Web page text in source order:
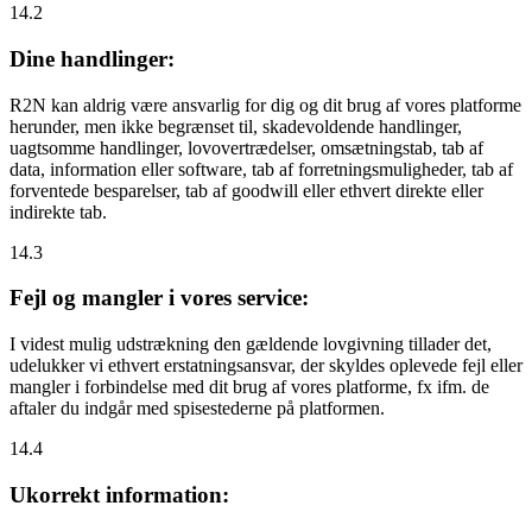
14.2
Dine handlinger:
R2N kan aldrig være ansvarlig for dig og dit brug af vores platforme
herunder, men ikke begrænset til, skadevoldende handlinger,
uagtsomme handlinger, lovovertrædelser, omsætningstab, tab af
data, information eller software, tab af forretningsmuligheder, tab af
forventede besparelser, tab af goodwill eller ethvert direkte eller
indirekte tab.
14.3
Fejl og mangler i vores service:
I videst mulig udstrækning den gældende lovgivning tillader det,
udelukker vi ethvert erstatningsansvar, der skyldes oplevede fejl eller
mangler i forbindelse med dit brug af vores platforme, fx ifm. de
aftaler du indgår med spisestederne på platformen.
14.4
Ukorrekt information: